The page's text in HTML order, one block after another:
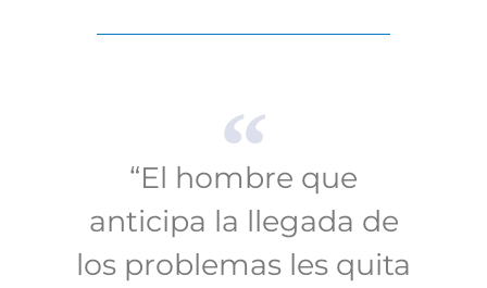
“El hombre que
anticipa la llegada de
los problemas les quita